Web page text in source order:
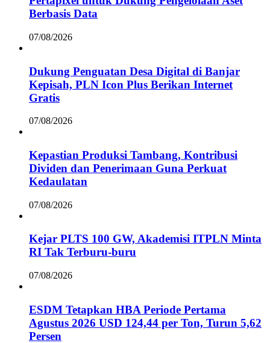
Berbasis Data
07/08/2026
Dukung Penguatan Desa Digital di Banjar
Kepisah, PLN Icon Plus Berikan Internet
Gratis
07/08/2026
Kepastian Produksi Tambang, Kontribusi
Dividen dan Penerimaan Guna Perkuat
Kedaulatan
07/08/2026
Kejar PLTS 100 GW, Akademisi ITPLN Minta
RI Tak Terburu-buru
07/08/2026
ESDM Tetapkan HBA Periode Pertama
Agustus 2026 USD 124,44 per Ton, Turun 5,62
Persen